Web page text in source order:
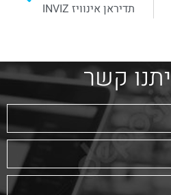
תדיראן אינוויז INVIZ
קשר